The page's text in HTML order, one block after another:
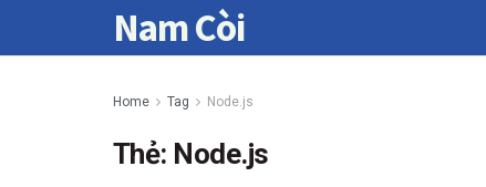
Nam Còi
Home Tag Node.js
Thẻ: Node.js